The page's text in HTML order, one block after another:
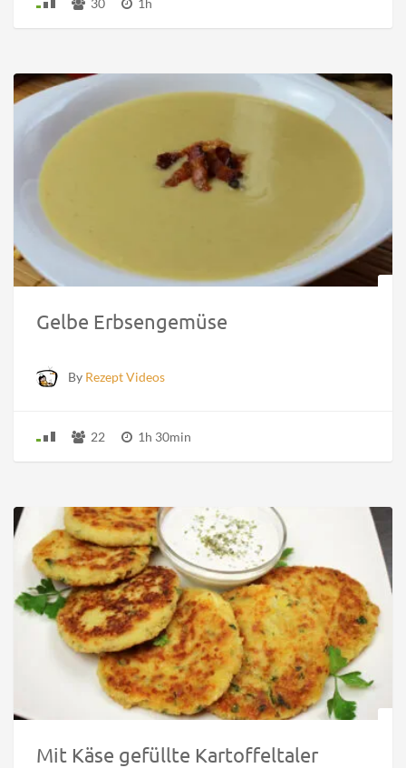
30 1h
Gelbe Erbsengemüse
By Rezept Videos
22 1h 30min
Mit Käse gefüllte Kartoffeltaler